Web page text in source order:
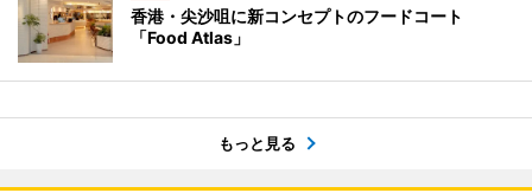
香港・尖沙咀に新コンセプトのフードコート
「Food Atlas」
もっと見る